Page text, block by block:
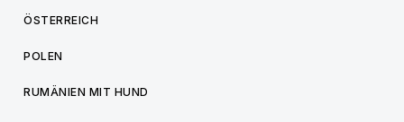
ÖSTERREICH
POLEN
RUMÄNIEN MIT HUND